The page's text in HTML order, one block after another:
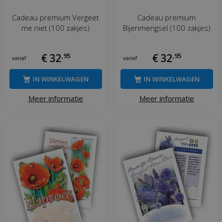
Cadeau premium Vergeet
me niet (100 zakjes)
vanaf € 32,95
Meer informatie
IN WINKELWAGEN
Cadeau premium
Bijenmengsel (100 zakjes)
vanaf € 32,95
Meer informatie
IN WINKELWAGEN